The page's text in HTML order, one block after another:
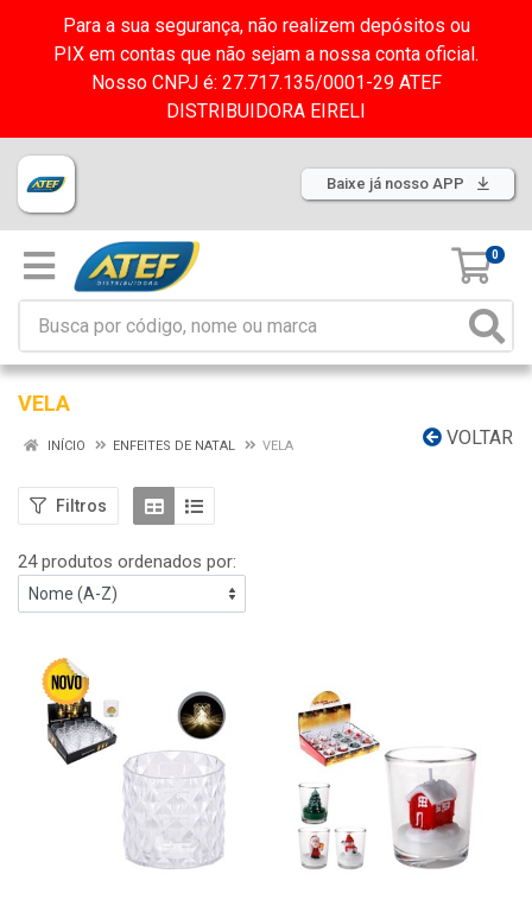
Para a sua segurança, não realizem depósitos ou
PIX em contas que não sejam a nossa conta oficial.
Nosso CNPJ é: 27.717.135/0001-29 ATEF
DISTRIBUIDORA EIRELI
Baixe já nosso APP
0
VELA
VOLTAR
INÍCIO ENFEITES DE NATAL VELA
Filtros
24 produtos ordenados por: